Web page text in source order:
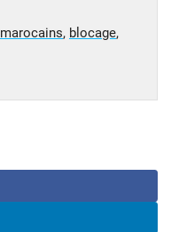
marocains, blocage,